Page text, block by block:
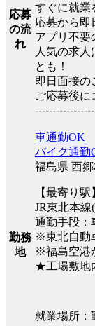
応募
の流
れ
すぐに就業
応募から
アプリ不要
人気の求
とも！
即日面接の
ご応募後に
勤務
地
車通勤OK
バイク通勤
福島県 西
【最寄り駅
JR東北本
通勤手段：
※東北自動
※福島空港
★工場敷地
就業場所：